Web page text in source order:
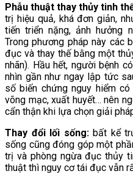
Phẫu thuật thay thủy tinh
trị hiệu quả, khá đơn giản,
tiến triển nặng, ảnh hưởng
Trong phương pháp này các
đục và thay thế bằng một
nhãn). Hầu hết, người bệnh
nhìn gần như ngay lập tức
số biến chứng nguy hiểm
võng mạc, xuất huyết… nên
cẩn thận khi lựa chọn giải
Thay đổi lối sống:bất kể
sống cũng đóng góp một
trị và phòng ngừa đục thủy
thuật thì nguy cơ tái đục vẫn